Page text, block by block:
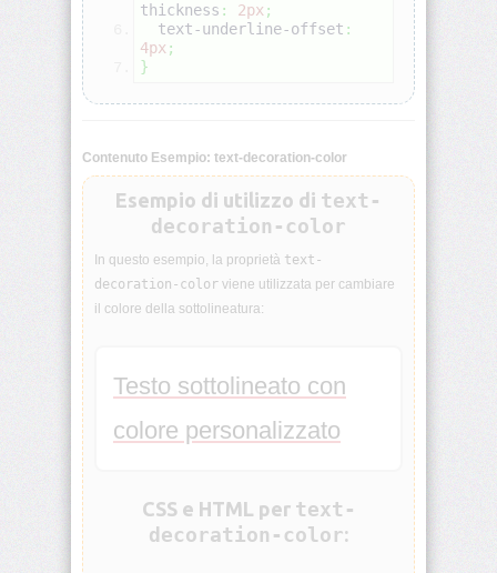
animation
animation-
delay
direction
animation-
duration
animation-
fill-
mode
animation-
iteration-
count
animation-
name
animation-
play-
state
thickness : 2px ;
  text-underline-offset
:
4px ;
}
Contenuto Esempio: text-decoration-color
Esempio di utilizzo di text-
decoration-color
In questo esempio, la proprietà text-
decoration-color viene utilizzata per cambiare
il colore della sottolineatura:
Testo sottolineato con
colore personalizzato
CSS e HTML per text-
decoration-color: